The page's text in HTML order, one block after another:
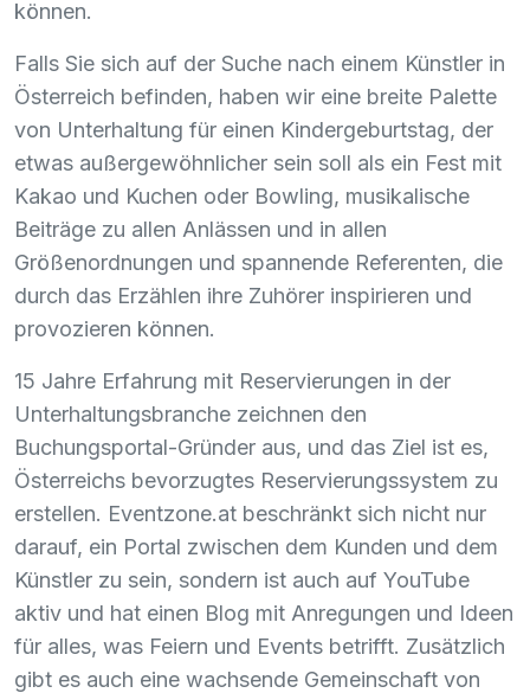
können.
Falls Sie sich auf der Suche nach einem Künstler in
Österreich befinden, haben wir eine breite Palette
von Unterhaltung für einen Kindergeburtstag, der
etwas außergewöhnlicher sein soll als ein Fest mit
Kakao und Kuchen oder Bowling, musikalische
Beiträge zu allen Anlässen und in allen
Größenordnungen und spannende Referenten, die
durch das Erzählen ihre Zuhörer inspirieren und
provozieren können.
15 Jahre Erfahrung mit Reservierungen in der
Unterhaltungsbranche zeichnen den
Buchungsportal-Gründer aus, und das Ziel ist es,
Österreichs bevorzugtes Reservierungssystem zu
erstellen. Eventzone.at beschränkt sich nicht nur
darauf, ein Portal zwischen dem Kunden und dem
Künstler zu sein, sondern ist auch auf YouTube
aktiv und hat einen Blog mit Anregungen und Ideen
für alles, was Feiern und Events betrifft. Zusätzlich
gibt es auch eine wachsende Gemeinschaft von